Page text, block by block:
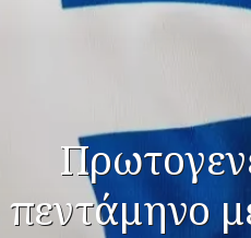
πεντάμηνο